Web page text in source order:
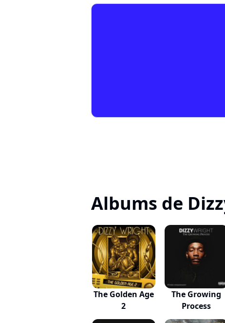
Albums de
The Golden Age
2
The Growing
Process